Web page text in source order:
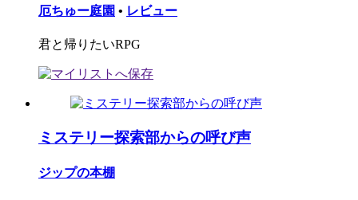
厄ちゅー庭園 • レビュー
君と帰りたいRPG
ミステリー探索部からの呼び声
ジップの本棚